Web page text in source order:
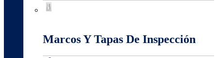
Marcos Y Tapas De Inspección